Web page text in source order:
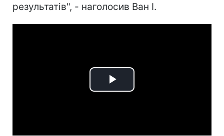
результатів", - наголосив Ван І.
Play